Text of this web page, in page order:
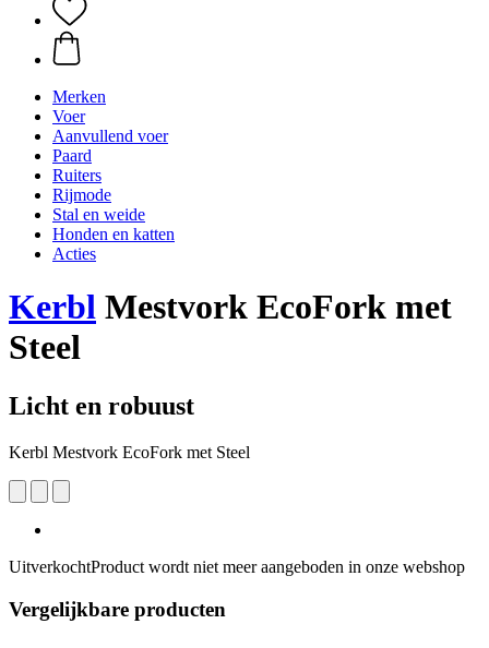
Merken
Voer
Aanvullend voer
Paard
Ruiters
Rijmode
Stal en weide
Honden en katten
Acties
Kerbl Mestvork EcoFork met
Steel
Licht en robuust
Kerbl Mestvork EcoFork met Steel
UitverkochtProduct wordt niet meer aangeboden in onze webshop
Vergelijkbare producten